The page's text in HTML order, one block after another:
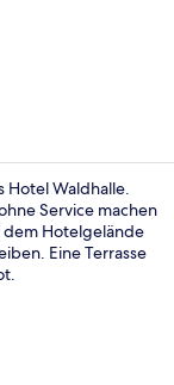
Hotel Waldhalle.
Service machen
Hotelgelände
Eine Terrasse